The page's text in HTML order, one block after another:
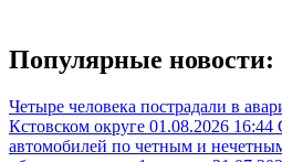
Популярные новости:
Четыре человека пострадали в
Кстовском округе 01.08.2026 16:44
автомобилей по четным и